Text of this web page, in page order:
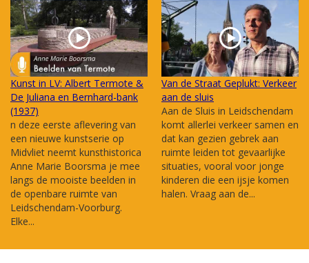
Kunst in LV: Albert Termote &
De Juliana en Bernhard-bank
(1937)
n deze eerste aflevering van
een nieuwe kunstserie op
Midvliet neemt kunsthistorica
Anne Marie Boorsma je mee
langs de mooiste beelden in
de openbare ruimte van
Leidschendam-Voorburg.
Elke...
Van de Straat Geplukt: Verkeer
aan de sluis
Aan de Sluis in Leidschendam
komt allerlei verkeer samen en
dat kan gezien gebrek aan
ruimte leiden tot gevaarlijke
situaties, vooral voor jonge
kinderen die een ijsje komen
halen. Vraag aan de...